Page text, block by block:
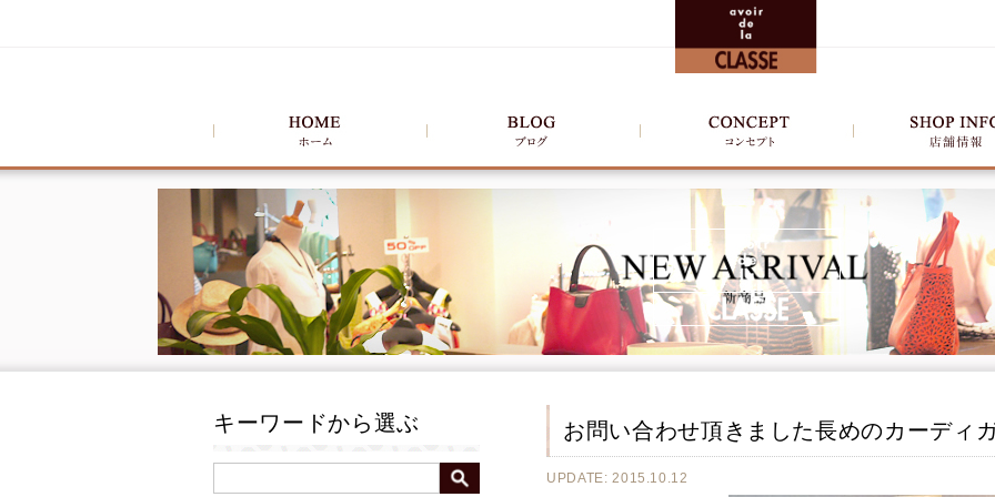
キーワードから選ぶ お問い合わせ頂きました長めのカーディ
UPDATE: 2015.10.12